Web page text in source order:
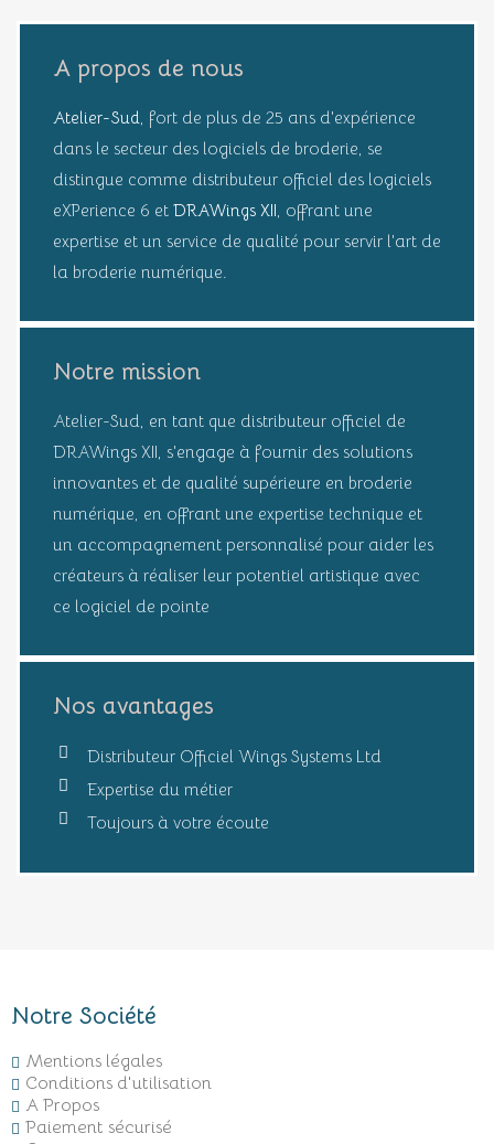
A propos de nous
Atelier-Sud , fort de plus de 25 ans d'expérience
dans le secteur des logiciels de broderie, se
distingue comme distributeur officiel des logiciels
eXPerience 6 et DRAWings XII , offrant une
expertise et un service de qualité pour servir l'art de
la broderie numérique.
Notre mission
Atelier-Sud, en tant que distributeur officiel de
DRAWings XII, s'engage à fournir des solutions
innovantes et de qualité supérieure en broderie
numérique, en offrant une expertise technique et
un accompagnement personnalisé pour aider les
créateurs à réaliser leur potentiel artistique avec
ce logiciel de pointe
Nos avantages
Distributeur Officiel Wings Systems Ltd
Expertise du métier
Toujours à votre écoute
Notre Société
Mentions légales
Conditions d'utilisation
A Propos
Paiement sécurisé